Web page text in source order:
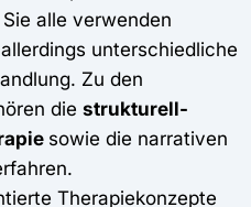
alle verwenden
unterschiedliche
Zu den
die strukturell-
sowie die narrativen
Therapiekonzepte